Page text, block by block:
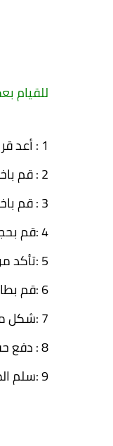
للقيام
1 : أعد
2 : قم
3 : قم
4 : قم
5 : تأكد
6 : قم
7 : شكل
8 : دفع
9 : سلم